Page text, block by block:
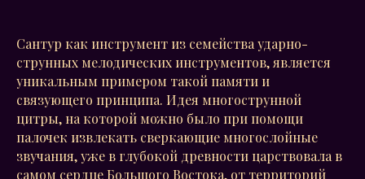
Сантур как инструмент из семейства ударно-
струнных мелодических инструментов, является
уникальным примером такой памяти и
связующего принципа. Идея многострунной
цитры, на которой можно было при помощи
палочек извлекать сверкающие многослойные
звучания, уже в глубокой древности царствовала в
самом сердце Большого Востока, от территорий